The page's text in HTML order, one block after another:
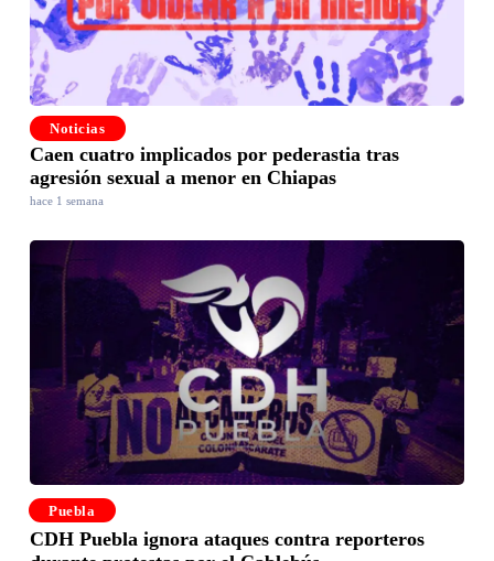
Noticias
Caen cuatro implicados por pederastia tras
agresión sexual a menor en Chiapas
hace 1 semana
Puebla
CDH Puebla ignora ataques contra reporteros